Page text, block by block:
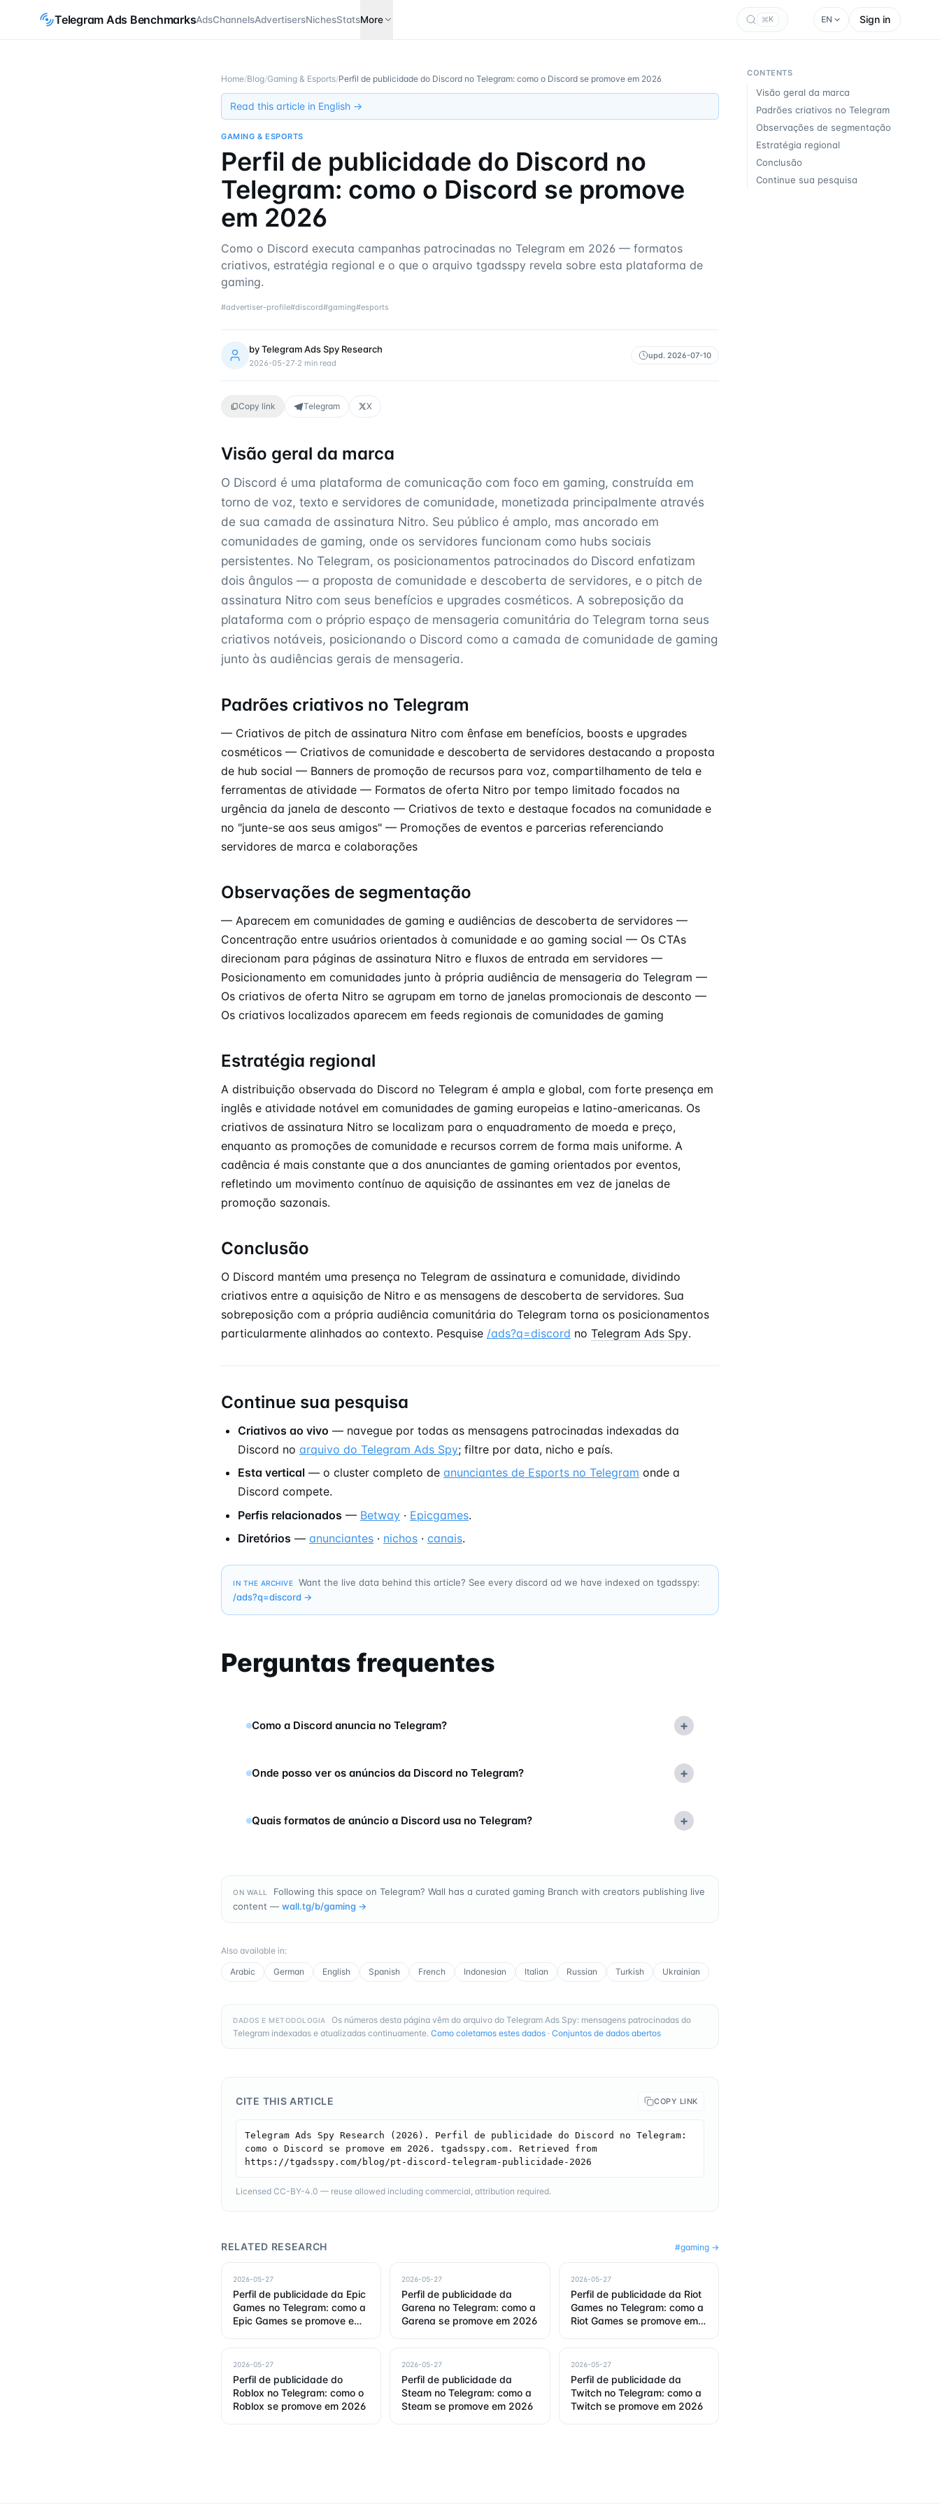
Telegram Ads BenchmarksAdsChannelsAdvertisersNichesStatsMore K EN Sign in
Home/Blog/Gaming & Esports/Perfil de publicidade do Discord no Telegram: como o Discord se promove em 2026
Read this article in English →
GAMING & ESPORTS
Perfil de publicidade do Discord no
Telegram: como o Discord se promove
em 2026
Como o Discord executa campanhas patrocinadas no Telegram em 2026 — formatos
criativos, estratégia regional e o que o arquivo tgadsspy revela sobre esta plataforma de
gaming.
#advertiser-profile#discord#gaming#esports
byTelegram Ads Spy Research
2026-05-27·2 min read
upd. 2026-07-10
Copy link Telegram X
Visão geral da marca
O Discord é uma plataforma de comunicação com foco em gaming, construída em
torno de voz, texto e servidores de comunidade, monetizada principalmente através
de sua camada de assinatura Nitro. Seu público é amplo, mas ancorado em
comunidades de gaming, onde os servidores funcionam como hubs sociais
persistentes. No Telegram, os posicionamentos patrocinados do Discord enfatizam
dois ângulos — a proposta de comunidade e descoberta de servidores, e o pitch de
assinatura Nitro com seus benefícios e upgrades cosméticos. A sobreposição da
plataforma com o próprio espaço de mensageria comunitária do Telegram torna seus
criativos notáveis, posicionando o Discord como a camada de comunidade de gaming
junto às audiências gerais de mensageria.
Padrões criativos no Telegram
— Criativos de pitch de assinatura Nitro com ênfase em benefícios, boosts e upgrades
cosméticos — Criativos de comunidade e descoberta de servidores destacando a proposta
de hub social — Banners de promoção de recursos para voz, compartilhamento de tela e
ferramentas de atividade — Formatos de oferta Nitro por tempo limitado focados na
urgência da janela de desconto — Criativos de texto e destaque focados na comunidade e
no "junte-se aos seus amigos" — Promoções de eventos e parcerias referenciando
servidores de marca e colaborações
Observações de segmentação
— Aparecem em comunidades de gaming e audiências de descoberta de servidores —
Concentração entre usuários orientados à comunidade e ao gaming social — Os CTAs
direcionam para páginas de assinatura Nitro e fluxos de entrada em servidores —
Posicionamento em comunidades junto à própria audiência de mensageria do Telegram —
Os criativos de oferta Nitro se agrupam em torno de janelas promocionais de desconto —
Os criativos localizados aparecem em feeds regionais de comunidades de gaming
Estratégia regional
A distribuição observada do Discord no Telegram é ampla e global, com forte presença em
inglês e atividade notável em comunidades de gaming europeias e latino-americanas. Os
criativos de assinatura Nitro se localizam para o enquadramento de moeda e preço,
enquanto as promoções de comunidade e recursos correm de forma mais uniforme. A
cadência é mais constante que a dos anunciantes de gaming orientados por eventos,
refletindo um movimento contínuo de aquisição de assinantes em vez de janelas de
promoção sazonais.
Conclusão
O Discord mantém uma presença no Telegram de assinatura e comunidade, dividindo
criativos entre a aquisição de Nitro e as mensagens de descoberta de servidores. Sua
sobreposição com a própria audiência comunitária do Telegram torna os posicionamentos
particularmente alinhados ao contexto. Pesquise /ads?q=discord no Telegram Ads Spy.
Continue sua pesquisa
Criativos ao vivo — navegue por todas as mensagens patrocinadas indexadas da
Discord no arquivo do Telegram Ads Spy; filtre por data, nicho e país.
Esta vertical — o cluster completo de anunciantes de Esports no Telegram onde a
Discord compete.
Perfis relacionados — Betway · Epicgames.
Diretórios — anunciantes · nichos · canais.
IN THE ARCHIVE
Want the live data behind this article? See every discord ad we have indexed on tgadsspy:
/ads?q=discord →
Perguntas frequentes
Como a Discord anuncia no Telegram? +
Onde posso ver os anúncios da Discord no Telegram? +
Quais formatos de anúncio a Discord usa no Telegram? +
ON WALL
Following this space on Telegram? Wall has a curated gaming Branch with creators publishing live
content — wall.tg/b/gaming →
Also available in:
Arabic
German English Spanish French Indonesian Italian Russian Turkish Ukrainian
DADOS E METODOLOGIA
Os números desta página vêm do arquivo do Telegram Ads Spy: mensagens patrocinadas do
Telegram indexadas e atualizadas continuamente. Como coletamos estes dados · Conjuntos de dados abertos
CITE THIS ARTICLE COPY LINK
Telegram Ads Spy Research (2026). Perfil de publicidade do Discord no Telegram:
como o Discord se promove em 2026. tgadsspy.com. Retrieved from
https://tgadsspy.com/blog/pt-discord-telegram-publicidade-2026
Licensed CC-BY-4.0 — reuse allowed including commercial, attribution required.
RELATED RESEARCH #gaming →
2026-05-27
Perfil de publicidade da Epic
Games no Telegram: como a
Epic Games se promove em
2026-05-27
Perfil de publicidade da
Garena no Telegram: como a
Garena se promove em 2026
2026-05-27
Perfil de publicidade da Riot
Games no Telegram: como a
Riot Games se promove em
2026-05-27
Perfil de publicidade do
Roblox no Telegram: como o
Roblox se promove em 2026
2026-05-27
Perfil de publicidade da
Steam no Telegram: como a
Steam se promove em 2026
2026-05-27
Perfil de publicidade da
Twitch no Telegram: como a
Twitch se promove em 2026
CONTENTS
Visão geral da marca
Padrões criativos no Telegram
Observações de segmentação
Estratégia regional
Conclusão
Continue sua pesquisa